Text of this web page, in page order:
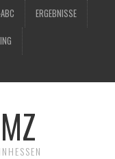
ERGEBNISSE